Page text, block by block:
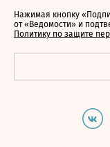
Нажимая кнопку
от «Ведомости» и
Политику по защите